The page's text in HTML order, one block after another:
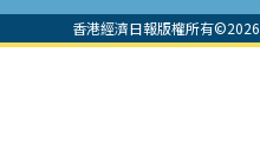
香港經濟日報版權所有©2026